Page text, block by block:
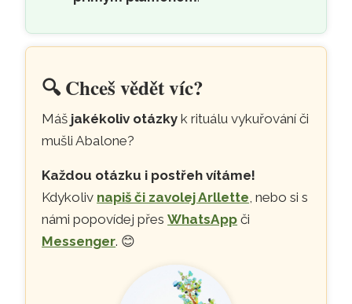
🔍Chceš vědět víc?
Máš jakékoliv otázky k rituálu vykuřování či
mušli Abalone?
Každou otázku i postřeh vítáme!
Kdykoliv napiš či zavolej Arllette , nebo si s
námi popovídej přesWhatsApp či
Messenger. 😊